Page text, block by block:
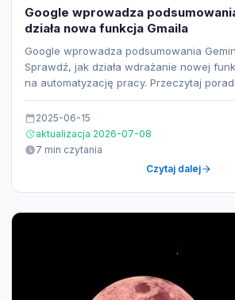
Google wprowadza
działa nowa funkcja Gmaila
Google wprowadza podsumowania
Sprawdź, jak działa wdrażanie nowej
na automatyzację pracy. Przeczytaj
2025-06-15
aktualizacja 2026-07-08
7 min czytania
Czytaj dalej